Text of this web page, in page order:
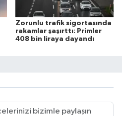
Zorunlu trafik sigortasında
rakamlar şaşırttı: Primler
408 bin liraya dayandı